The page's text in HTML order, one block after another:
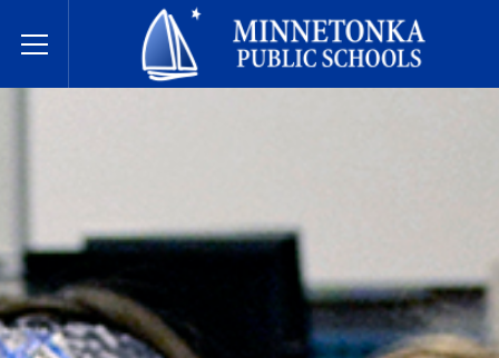
Toggle Menu
미네토카 공립학교